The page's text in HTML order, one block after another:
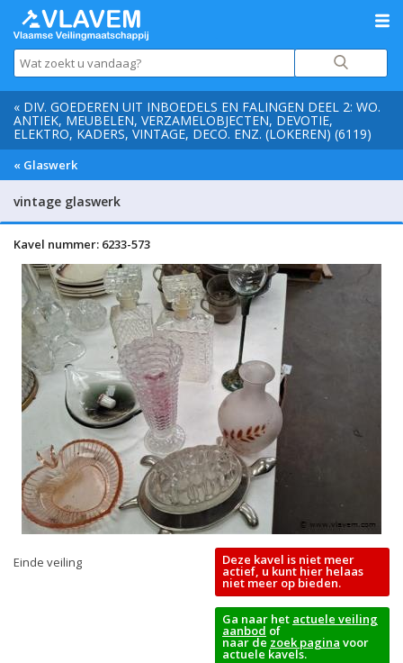
« DIV. GOEDEREN UIT INBOEDELS EN FALINGEN DEEL 2: WO.
ANTIEK, MEUBELEN, VERZAMELOBJECTEN, DEVOTIE,
ELEKTRO, KADERS, VINTAGE, DECO. ENZ. (LOKEREN) (6119)
« Glaswerk
vintage glaswerk
Kavel nummer: 6233-573
Einde veiling Deze kavel is niet meer
actief, u kunt hier helaas
niet meer op bieden.
Ga naar het actuele veiling
aanbod of
naar de zoek pagina voor
actuele kavels.